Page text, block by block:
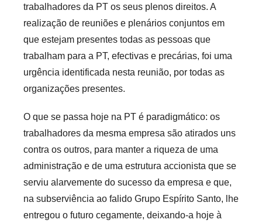
trabalhadores da PT os seus plenos direitos. A
realização de reuniões e plenários conjuntos em
que estejam presentes todas as pessoas que
trabalham para a PT, efectivas e precárias, foi uma
urgência identificada nesta reunião, por todas as
organizações presentes.
O que se passa hoje na PT é paradigmático: os
trabalhadores da mesma empresa são atirados uns
contra os outros, para manter a riqueza de uma
administração e de uma estrutura accionista que se
serviu alarvemente do sucesso da empresa e que,
na subserviência ao falido Grupo Espírito Santo, lhe
entregou o futuro cegamente, deixando-a hoje à